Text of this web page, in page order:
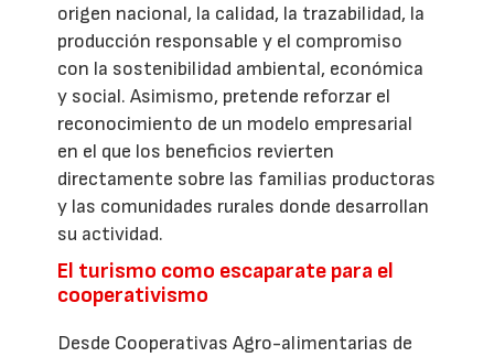
origen nacional, la calidad, la trazabilidad, la
producción responsable y el compromiso
con la sostenibilidad ambiental, económica
y social. Asimismo, pretende reforzar el
reconocimiento de un modelo empresarial
en el que los beneficios revierten
directamente sobre las familias productoras
y las comunidades rurales donde desarrollan
su actividad.
El turismo como escaparate para el
cooperativismo
Desde Cooperativas Agro-alimentarias de